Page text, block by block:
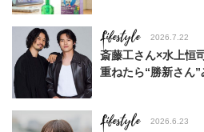
Lifestyle 2026.7.22
斎藤工さん×水上恒
重ねたら“勝新さん
Lifestyle 2026.6.23